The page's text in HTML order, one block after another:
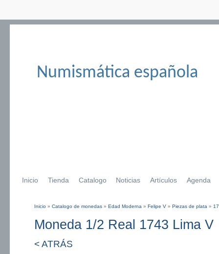
Numismática española
Inicio Tienda Catalogo Noticias Artículos Agenda
Inicio » Catalogo de monedas » Edad Moderna » Felipe V » Piezas de plata »
Moneda 1/2 Real 1743 Lima V
< ATRÁS